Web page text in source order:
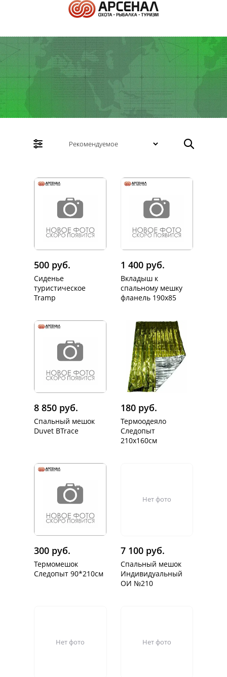
500 руб.
Сиденье
туристическое
Tramp
1 400 руб.
Вкладыш к
спальному мешку
фланель 190х85
8 850 руб.
Спальный мешок
Duvet BTrace
180 руб.
Термоодеяло
Следопыт
210х160см
300 руб.
Термомешок
Следопыт 90*210см
Нет фото
7 100 руб.
Спальный мешок
Индивидуальный
ОИ №210
Нет фото Нет фото